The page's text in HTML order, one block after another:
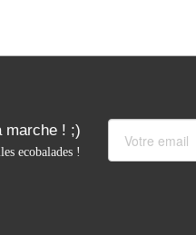
marche ! ;)
ecobalades !